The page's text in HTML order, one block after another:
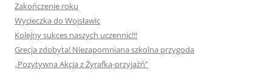
Zakończenie roku
Wycieczka do Wojsławic
Kolejny sukces naszych uczennic!!!
Grecja zdobyta! Niezapomniana szkolna przygoda
„Pozytywna Akcja z Żyrafką-przyjaźń”